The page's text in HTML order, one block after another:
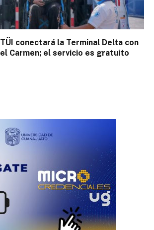
conectará la Terminal Delta con
Carmen; el servicio es gratuito